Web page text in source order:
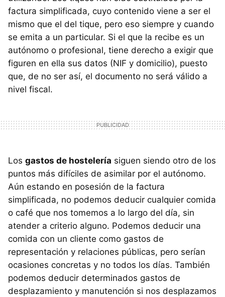
factura simplificada, cuyo contenido viene a ser el
mismo que el del tique, pero eso siempre y cuando
se emita a un particular. Si el que la recibe es un
autónomo o profesional, tiene derecho a exigir que
figuren en ella sus datos (NIF y domicilio), puesto
que, de no ser así, el documento no será válido a
nivel fiscal.
Los gastos de hostelería siguen siendo otro de los
puntos más difíciles de asimilar por el autónomo.
Aún estando en posesión de la factura
simplificada, no podemos deducir cualquier comida
o café que nos tomemos a lo largo del día, sin
atender a criterio alguno. Podemos deducir una
comida con un cliente como gastos de
representación y relaciones públicas, pero serían
ocasiones concretas y no todos los días. También
podemos deducir determinados gastos de
desplazamiento y manutención si nos desplazamos